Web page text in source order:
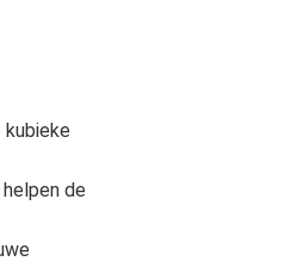
kubieke
de